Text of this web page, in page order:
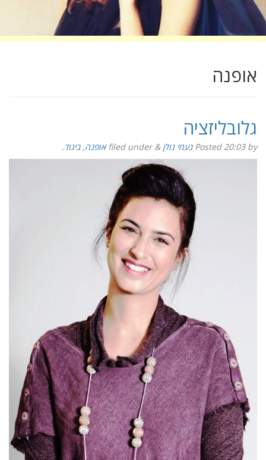
אופנה
גלובליזציה
Posted20:03by נעמי גולן &
filed under אופנה,ביגוד.